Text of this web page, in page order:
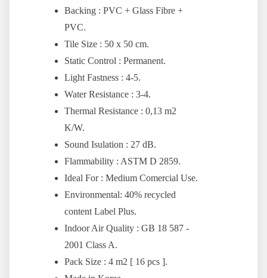
Backing : PVC + Glass Fibre +
PVC.
Tile Size : 50 x 50 cm.
Static Control : Permanent.
Light Fastness : 4-5.
Water Resistance : 3-4.
Thermal Resistance : 0,13 m2
K/W.
Sound Isulation : 27 dB.
Flammability : ASTM D 2859.
Ideal For : Medium Comercial Use.
Environmental: 40% recycled
content Label Plus.
Indoor Air Quality : GB 18 587 -
2001 Class A.
Pack Size : 4 m2 [ 16 pcs ].